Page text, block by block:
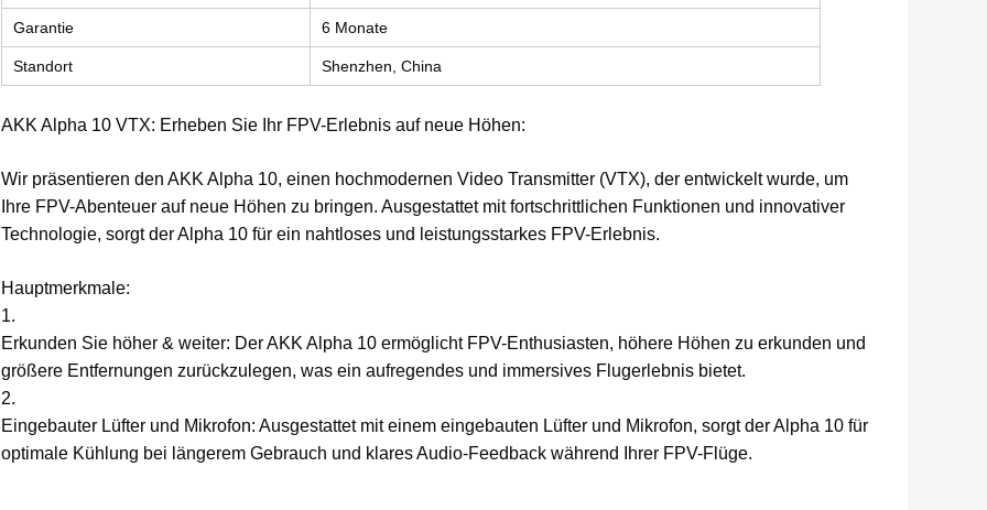
Garantie 6 Monate
Standort Shenzhen, China
AKK Alpha 10 VTX: Erheben Sie Ihr FPV-Erlebnis auf neue Höhen:
Wir präsentieren den AKK Alpha 10, einen hochmodernen Video Transmitter (VTX), der entwickelt wurde, um
Ihre FPV-Abenteuer auf neue Höhen zu bringen. Ausgestattet mit fortschrittlichen Funktionen und innovativer
Technologie, sorgt der Alpha 10 für ein nahtloses und leistungsstarkes FPV-Erlebnis.
Hauptmerkmale:
1.
Erkunden Sie höher & weiter: Der AKK Alpha 10 ermöglicht FPV-Enthusiasten, höhere Höhen zu erkunden und
größere Entfernungen zurückzulegen, was ein aufregendes und immersives Flugerlebnis bietet.
2.
Eingebauter Lüfter und Mikrofon: Ausgestattet mit einem eingebauten Lüfter und Mikrofon, sorgt der Alpha 10 für
optimale Kühlung bei längerem Gebrauch und klares Audio-Feedback während Ihrer FPV-Flüge.